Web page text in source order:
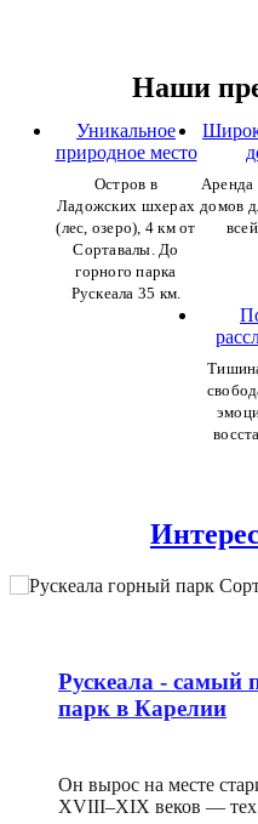
Наши
Уникальное
природное место
Остров в
Ладожских шхерах
(лес, озеро), 4 км от
Сортавалы. До
горного парка
Рускеала 35 км.
Аренда
домов
Рускеала - самый
парк в Карелии
Он вырос на месте
XVIII–XIX веков — тех
15 минут
подростков в
4 Валаамский
«шхеры»
Заповедник
самых популярных
Прогуляйтесь верхом